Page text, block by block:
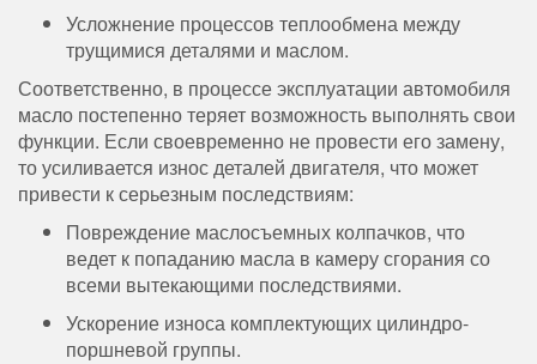
Усложнение процессов теплообмена между
трущимися деталями и маслом.
Соответственно, в процессе эксплуатации автомобиля
масло постепенно теряет возможность выполнять свои
функции. Если своевременно не провести его замену,
то усиливается износ деталей двигателя, что может
привести к серьезным последствиям:
Повреждение маслосъемных колпачков, что
ведет к попаданию масла в камеру сгорания со
всеми вытекающими последствиями.
Ускорение износа комплектующих цилиндро-
поршневой группы.